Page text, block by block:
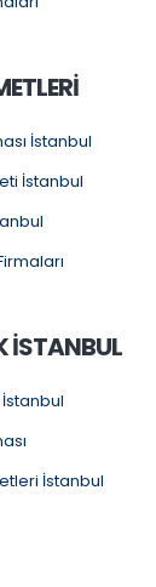
İstanbul
İstanbul
İSTANBUL
İstanbul